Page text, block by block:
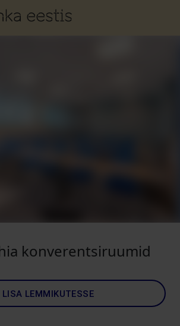
konverentsiruumid
LISA LEMMIKUTESSE